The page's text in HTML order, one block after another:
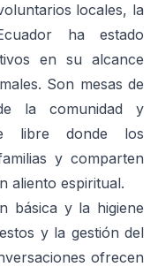
locales, la
ha estado
en su alcance
Son mesas de
la comunidad y
libre donde los
y comparten
aliento espiritual.
básica y la higiene
y la gestión del
ofrecen